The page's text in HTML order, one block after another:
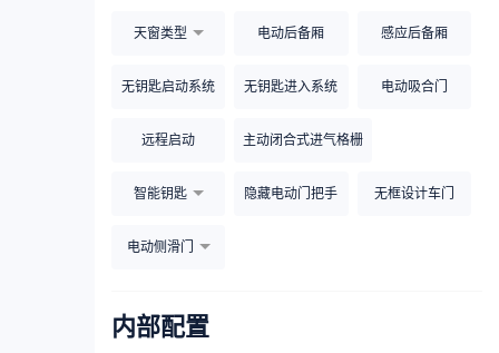
天窗类型 电动后备厢 感应后备厢
无钥匙启动系统 无钥匙进入系统 电动吸合门
远程启动 主动闭合式进气格栅
智能钥匙 隐藏电动门把手 无框设计车门
电动侧滑门
内部配置